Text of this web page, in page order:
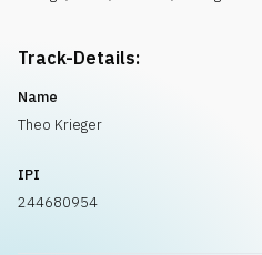
Track-Details:
Name
Theo Krieger
IPI
244680954